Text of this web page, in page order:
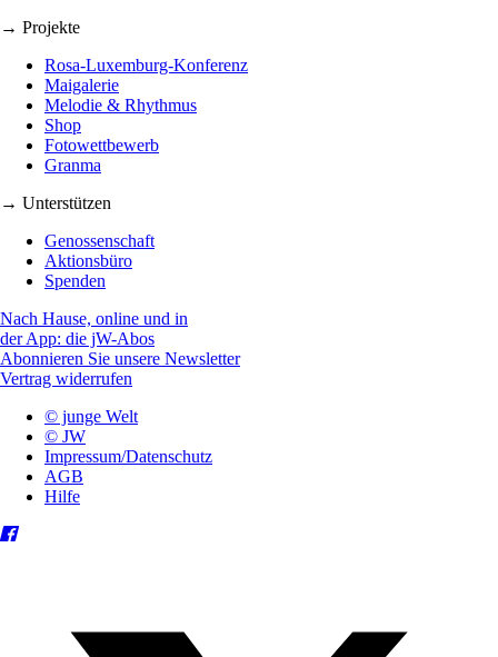
→ Projekte
Rosa-Luxemburg-Konferenz
Maigalerie
Melodie & Rhythmus
Shop
Fotowettbewerb
Granma
→ Unterstützen
Genossenschaft
Aktionsbüro
Spenden
Nach Hause, online und in
der App: die jW-Abos
Abonnieren Sie unsere Newsletter
Vertrag widerrufen
© junge Welt
© JW
Impressum/Datenschutz
AGB
Hilfe